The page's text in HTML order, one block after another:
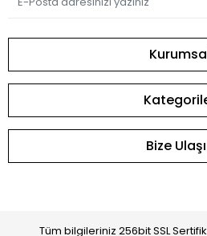
Bize
Tüm bilgileriniz 256bit SSL